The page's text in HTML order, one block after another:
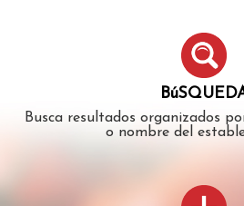
Busca resultados organizados
o nombre del